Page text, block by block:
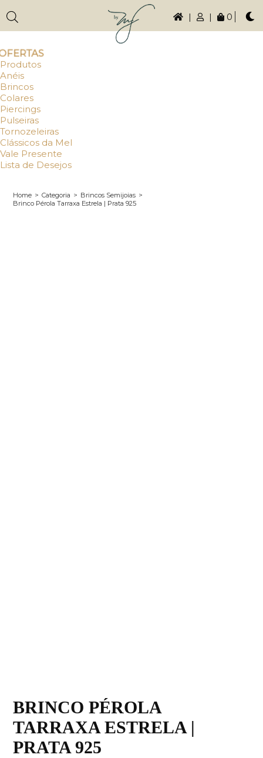
| | 0
Produtos
Anéis
Brincos
Colares
Piercings
Pulseiras
Tornozeleiras
Clássicos da Mel
Vale Presente
Lista de Desejos
Home > Categoria > Brincos Semijoias >
Brinco Pérola Tarraxa Estrela | Prata 925
BRINCO PÉROLA
TARRAXA ESTRELA |
PRATA 925